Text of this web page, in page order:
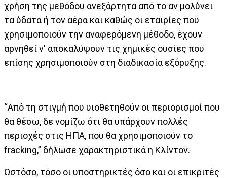
χρήση της μεθόδου ανεξάρτητα από το αν μολύνει
τα ύδατα ή τον αέρα και καθώς οι εταιρίες που
χρησιμοποιούν την αναφερόμενη μέθοδο, έχουν
αρνηθεί ν' αποκαλύψουν τις χημικές ουσίες που
επίσης χρησιμοποιούν στη διαδικασία εξόρυξης.
“Από τη στιγμή που υιοθετηθούν οι περιορισμοί που
θα θέσω, δε νομίζω ότι θα υπάρχουν πολλές
περιοχές στις ΗΠΑ, που θα χρησιμοποιούν το
fracking,” δήλωσε χαρακτηριστικά η Κλίντον.
Ωστόσο, τόσο οι υποστηρικτές όσο και οι επικριτές